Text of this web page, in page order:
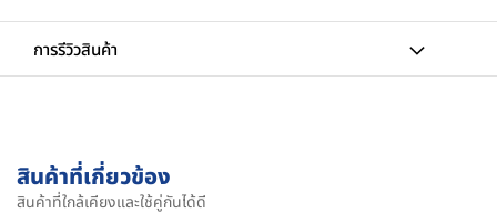
การรีวิวสินค้า
สินค้าที่เกี่ยวข้อง
สินค้าที่ใกล้เคียงและใช้คู่กันได้ดี